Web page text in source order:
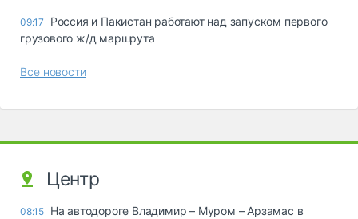
09:17
Россия и Пакистан работают над запуском первого
грузового ж/д маршрута
Все новости
Центр
08:15 На автодороге Владимир – Муром – Арзамас в